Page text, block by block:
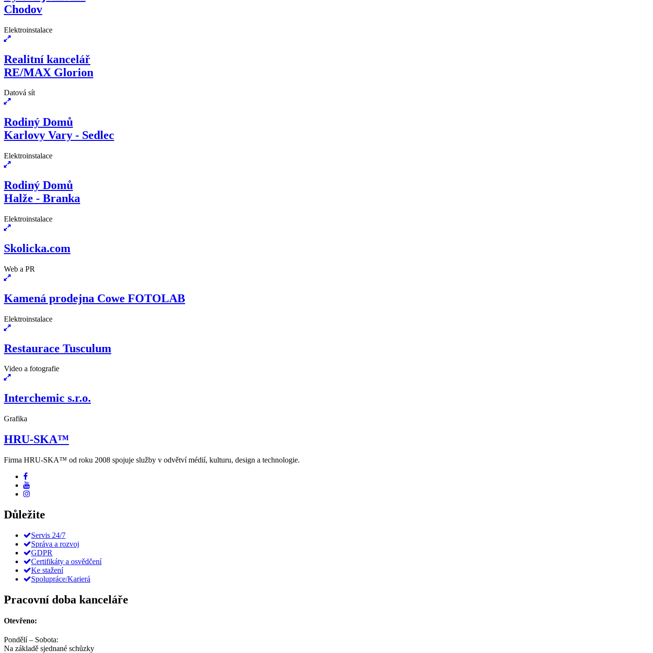
Chodov
Elektroinstalace
Realitní kancelář
RE/MAX Glorion
Datová sít
Rodiný Domů
Karlovy Vary - Sedlec
Elektroinstalace
Rodiný Domů
Halže - Branka
Elektroinstalace
Skolicka.com
Web a PR
Kamená prodejna Cowe FOTOLAB
Elektroinstalace
Restaurace Tusculum
Video a fotografie
Interchemic s.r.o.
Grafika
HRU-SKA™
Firma HRU-SKA™ od roku 2008 spojuje služby v odvětví médií, kulturu, design a technologie.
Důležite
Servis 24/7
Správa a rozvoj
GDPR
Certifikáty a osvědčení
Ke stažení
Spolupráce/Karierá
Pracovní doba kanceláře
Otevřeno:
Pondělí – Sobota:
Na základě sjednané schůzky